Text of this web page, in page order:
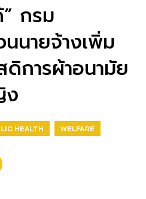
” กรม
นายจ้างเพิ่ม
การผ้าอนามัย
ง
HEALTH WELFARE